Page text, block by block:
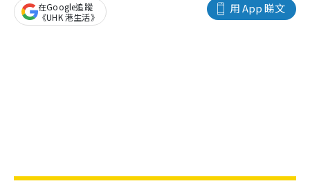
用 App 睇文
在Google追蹤
《UHK 港生活》